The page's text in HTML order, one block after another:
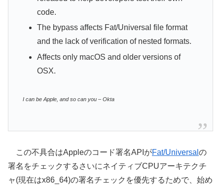
code.
The bypass affects Fat/Universal file format
and the lack of verification of nested formats.
Affects only macOS and older versions of
OSX.
I can be Apple, and so can you – Okta
この不具合はAppleのコード署名APIがFat/Universal の
署名をチェックするさいにネイティブCPUアーキテクチ
ャ(現在はx86_64)の署名チェックを優先するためで、始め